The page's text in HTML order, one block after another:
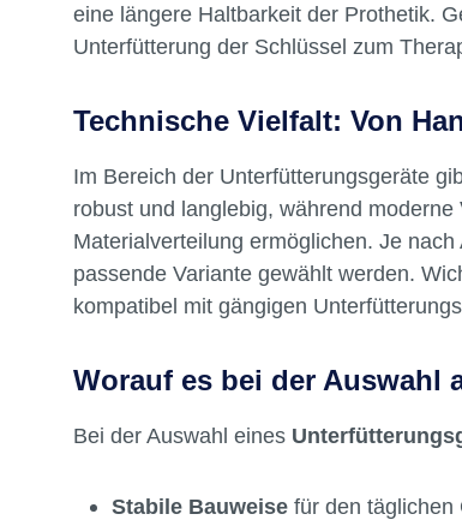
eine längere Haltbarkeit der Prothetik.
Unterfütterung der Schlüssel zum
Technische Vielfalt: Von
Im Bereich der Unterfütterungsgeräte
robust und langlebig, während moderne
Materialverteilung ermöglichen. Je
passende Variante gewählt werden.
kompatibel mit gängigen
Worauf es bei der Auswahl
Bei der Auswahl eines
Stabile Bauweise für den täglichen